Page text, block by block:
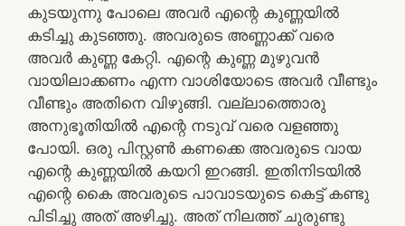
കുടയുന്നു പോലെ അവർ എന്റെ കുണ്ണയിൽ
കടിച്ചു കുടഞ്ഞു. അവരുടെ അണ്ണാക്ക് വരെ
അവർ കുണ്ണ കേറ്റി. എന്റെ കുണ്ണ മുഴുവൻ
വായിലാക്കണം എന്ന വാശിയോടെ അവർ വീണ്ടും
വീണ്ടും അതിനെ വിഴുങ്ങി. വല്ലാത്തൊരു
അനുഭൂതിയിൽ എന്റെ നടുവ് വരെ വളഞ്ഞു
പോയി. ഒരു പിസ്റ്റൺ കണക്കെ അവരുടെ വായ
എന്റെ കുണ്ണയിൽ കയറി ഇറങ്ങി. ഇതിനിടയിൽ
എന്റെ കൈ അവരുടെ പാവാടയുടെ കെട്ട് കണ്ടു
പിടിച്ചു അത് അഴിച്ചു. അത് നിലത്ത് ചുരുണ്ടു